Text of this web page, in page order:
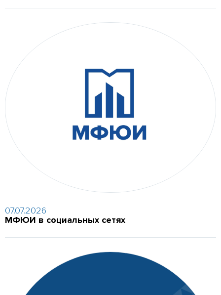
07.07.2026
МФЮИ в социальных сетях